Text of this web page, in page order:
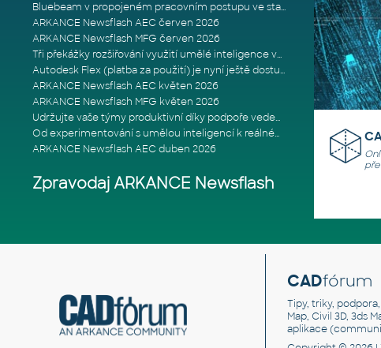
Bluebeam v propojeném pracovním postupu ve stavebnictví: Proč je int
ARKANCE Newsflash AEC červen 2026
ARKANCE Newsflash MFG červen 2026
Tři překážky rozšiřování využití umělé inteligence ve stavebním prům
Autodesk Flex (platba za použití) je nyní ještě dostupnější
ARKANCE Newsflash AEC květen 2026
ARKANCE Newsflash MFG květen 2026
Udržujte vaše týmy produktivní díky podpoře vedené odborníky
Od experimentování s umělou inteligencí k reálnému dopadu na podniká
ARKANCE Newsflash AEC duben 2026
Zpravodaj ARKANCE Newsflash
CADfórum
Tipy, triky,
Map, Civil 3D, 3ds
aplikace